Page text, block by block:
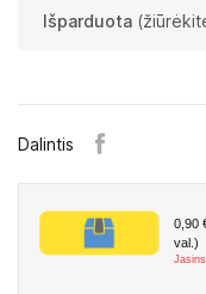
Išparduota
Dalintis
0,90
val.)